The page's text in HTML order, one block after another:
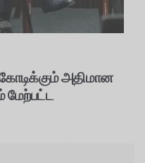
கோடிக்கும் அதிமான
மேற்பட்ட